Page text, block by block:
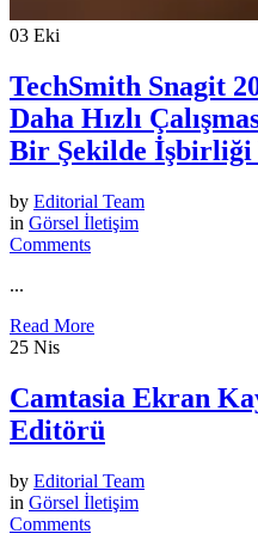
03 Eki
TechSmith Snagit
Daha Hızlı
Bir Şekilde İşbirliği
by Editorial Team
in Görsel İletişim
Comments
...
Read More
25 Nis
Camtasia Ekran
Editörü
by Editorial Team
in Görsel İletişim
Comments